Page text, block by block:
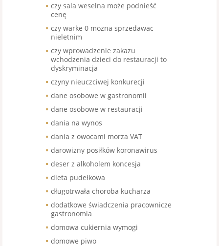
czy sala weselna może podnieść
cenę
czy warke 0 mozna sprzedawac
nieletnim
czy wprowadzenie zakazu
wchodzenia dzieci do restauracji to
dyskryminacja
czyny nieuczciwej konkurecji
dane osobowe w gastronomii
dane osobowe w restauracji
dania na wynos
dania z owocami morza VAT
darowizny posiłków koronawirus
deser z alkoholem koncesja
dieta pudełkowa
długotrwała choroba kucharza
dodatkowe świadczenia pracownicze
gastronomia
domowa cukiernia wymogi
domowe piwo